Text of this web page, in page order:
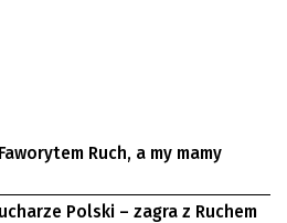
Ruch, a my mamy
Polski – zagra z Ruchem